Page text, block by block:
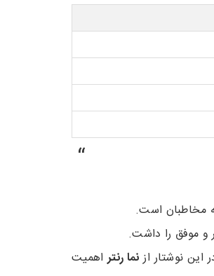
“
مخاطبان است.
و موفق را داشت.
نوشتار ازنما رنتراهمیت